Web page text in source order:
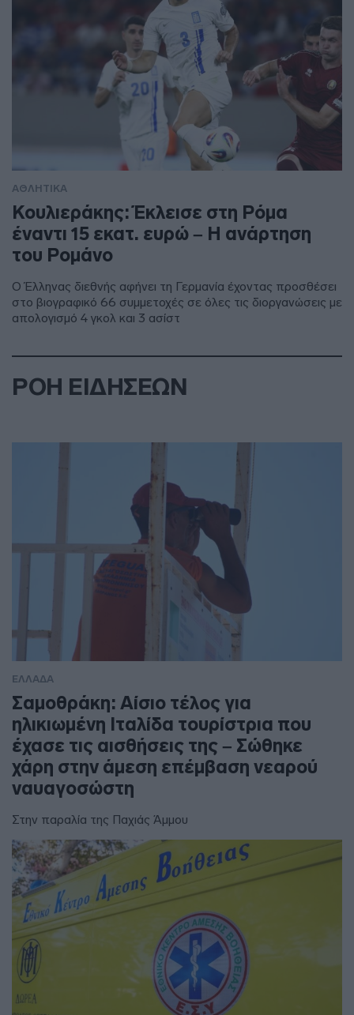
ΑΘΛΗΤΙΚΑ
Κουλιεράκης: Έκλεισε στη Ρόμα
έναντι 15 εκατ. ευρώ – Η ανάρτηση
του Ρομάνο
Ο Έλληνας διεθνής αφήνει τη Γερμανία έχοντας προσθέσει
στο βιογραφικό 66 συμμετοχές σε όλες τις διοργανώσεις με
απολογισμό 4 γκολ και 3 ασίστ
ΡΟΗ ΕΙΔΗΣΕΩΝ
ΕΛΛΑΔΑ
Σαμοθράκη: Αίσιο τέλος για
ηλικιωμένη Ιταλίδα τουρίστρια που
έχασε τις αισθήσεις της – Σώθηκε
χάρη στην άμεση επέμβαση νεαρού
ναυαγοσώστη
Στην παραλία της Παχιάς Άμμου